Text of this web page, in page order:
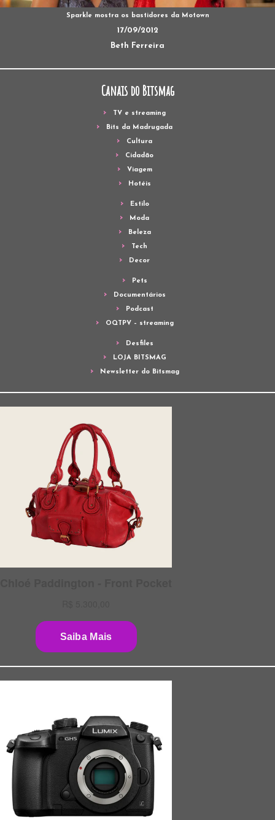
Sparkle mostra os bastidores da Motown
17/09/2012
Beth Ferreira
Canais do Bitsmag
TV e streaming
Bits da Madrugada
Cultura
Cidadão
Viagem
Hotéis
Estilo
Moda
Beleza
Tech
Decor
Pets
Documentários
Podcast
OQTPV – streaming
Desfiles
LOJA BITSMAG
Newsletter do Bitsmag